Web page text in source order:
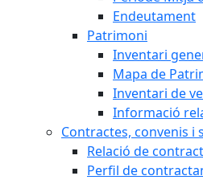
Endeutament
Patrimoni
Inventari
Mapa de
Inventari de
Informació
Contractes, convenis i
Relació de
Perfil de